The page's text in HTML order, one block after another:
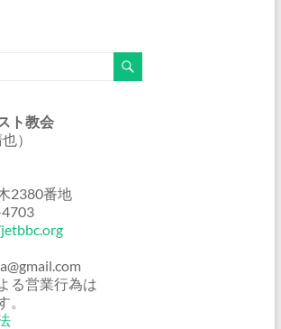
ト教会
）
2380番地
る営業行為は
。